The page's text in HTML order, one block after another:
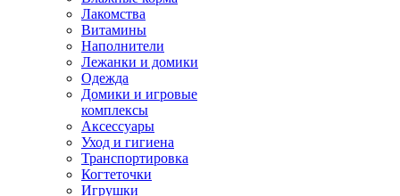
Лакомства
Витамины
Наполнители
Лежанки и домики
Одежда
Домики и игровые
комплексы
Аксессуары
Уход и гигиена
Транспортировка
Когтеточки
Игрушки